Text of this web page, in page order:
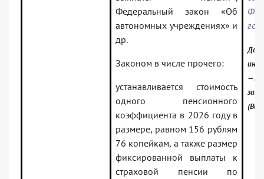
Федеральный закон «Об
автономных учреждениях» и
др.
Законом в числе прочего:
устанавливается стоимость
одного пенсионного
коэффициента в 2026 году в
размере, равном 156 рублям
76 копейкам, а также размер
фиксированной выплаты к
страховой пенсии по
—